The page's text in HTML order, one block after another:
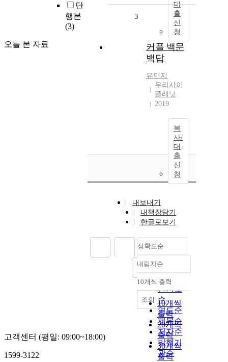
단
행본
(3)
오늘 본 자료
대
출
신
청
3
커플 백문
백답
유민지
우리사이
플래닛
2019
복
사/
대
출
신
청
내보내기
내책장담기
한글로보기
정확도순
정확도
순
인기도
순
연도순
제목순
저자순
발행기
관순
내림차순
내림차순
10개씩 출력
10개씩
출력
20개씩
출력
30개씩
출력
조회
고객센터 (평일: 09:00~18:00)
1599-3122